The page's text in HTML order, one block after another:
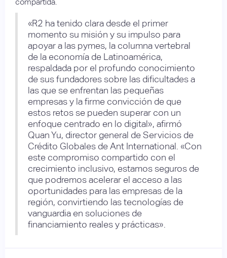
«R2 ha tenido clara desde el primer
momento su misión y su impulso para
apoyar a las pymes, la columna vertebral
de la economía de Latinoamérica,
respaldada por el profundo conocimiento
de sus fundadores sobre las dificultades a
las que se enfrentan las pequeñas
empresas y la firme convicción de que
estos retos se pueden superar con un
enfoque centrado en lo digital», afirmó
Quan Yu, director general de Servicios de
Crédito Globales de Ant International. «Con
este compromiso compartido con el
crecimiento inclusivo, estamos seguros de
que podremos acelerar el acceso a las
oportunidades para las empresas de la
región, convirtiendo las tecnologías de
vanguardia en soluciones de
financiamiento reales y prácticas».